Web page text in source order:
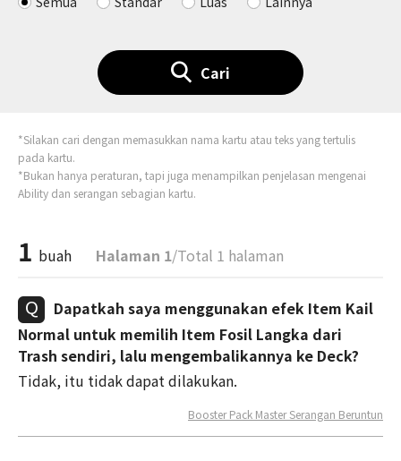
Cari
*Silakan cari dengan memasukkan nama kartu atau teks yang tertulis
pada kartu.
*Bukan hanya peraturan, tapi juga menampilkan penjelasan mengenai
Ability dan serangan sebagian kartu.
1 buah Halaman 1/Total 1 halaman
Dapatkah saya menggunakan efek Item Kail
Normal untuk memilih Item Fosil Langka dari
Trash sendiri, lalu mengembalikannya ke Deck?
Tidak, itu tidak dapat dilakukan.
Booster Pack Master Serangan Beruntun